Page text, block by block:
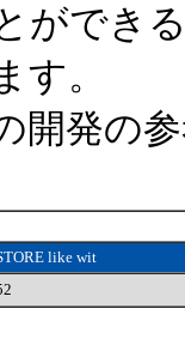
ができ
す。
開発の
like wit